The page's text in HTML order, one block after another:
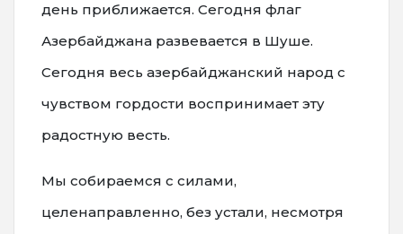
день приближается. Сегодня флаг
Азербайджана развевается в Шуше.
Сегодня весь азербайджанский народ с
чувством гордости воспринимает эту
радостную весть.
Мы собираемся с силами,
целенаправленно, без устали, несмотря